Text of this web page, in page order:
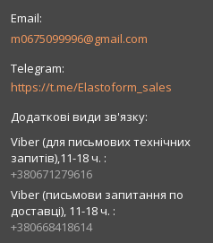
m0675099996@gmail.com
https://t.me/Elastoform_sales
Viber (для письмових технічних
запитів),11-18 ч.
+380671279616
Viber (письмови запитання по
доставці), 11-18 ч.
+380668418614